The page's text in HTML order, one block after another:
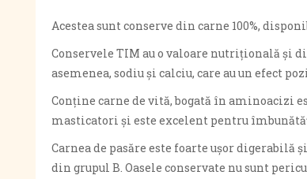
Acestea sunt conserve din carne 100%,
Conservele TIM au o valoare nutrițională și
asemenea, sodiu și calciu, care au un efect
Conține carne de vită, bogată în aminoacizi
masticatori și este excelent pentru
Carnea de pasăre este foarte ușor
din grupul B. Oasele conservate nu sunt